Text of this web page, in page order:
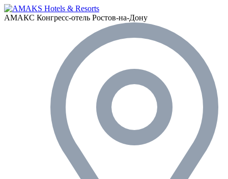
АМАКС Конгресс-отель Ростов-на-Дону